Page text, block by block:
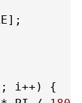
i++) {